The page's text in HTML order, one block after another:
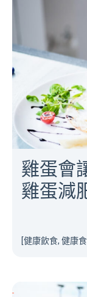
雞蛋會
雞蛋減
[健康飲食, 健康